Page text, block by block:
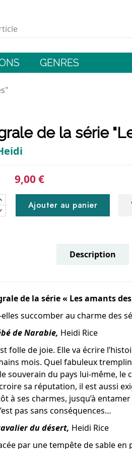
GENRES
de la série
9,00 €
Ajouter au panier
Description
de la série « Les amants
succomber au charme des
de Narabie, Heidi Rice
folle de joie. Elle va écrire
mois. Quel fabuleux
le souverain du pays lui-même, le
sa réputation, il est aussi
à ses charmes, jusqu’à
pas sans conséquences…
du désert, Heidi Rice
par une tempête de sable